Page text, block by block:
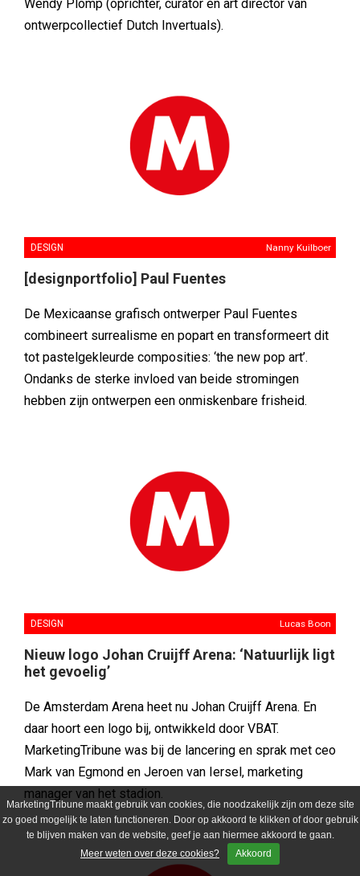
MarketingTribune maakt gebruik van cookies, die noodzakelijk zijn om deze site
zo goed mogelijk te laten functioneren. Door op akkoord te klikken of door gebruik
te blijven maken van de website, geef je aan hiermee akkoord te gaan.
Meer weten over deze cookies?
Akkoord
Wendy Plomp (oprichter, curator en art director van
ontwerpcollectief Dutch Invertuals).
DESIGN Nanny Kuilboer
[designportfolio] Paul Fuentes
De Mexicaanse grafisch ontwerper Paul Fuentes
combineert surrealisme en popart en transformeert dit
tot pastelgekleurde composities: ‘the new pop art’.
Ondanks de sterke invloed van beide stromingen
hebben zijn ontwerpen een onmiskenbare frisheid.
DESIGN Lucas Boon
Nieuw logo Johan Cruijff Arena: ‘Natuurlijk ligt
het gevoelig’
De Amsterdam Arena heet nu Johan Cruijff Arena. En
daar hoort een logo bij, ontwikkeld door VBAT.
MarketingTribune was bij de lancering en sprak met ceo
Mark van Egmond en Jeroen van Iersel, marketing
manager van het stadion.